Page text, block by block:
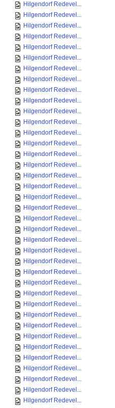
Hilgendorf Redevel...
Hilgendorf Redevel...
Hilgendorf Redevel...
Hilgendorf Redevel...
Hilgendorf Redevel...
Hilgendorf Redevel...
Hilgendorf Redevel...
Hilgendorf Redevel...
Hilgendorf Redevel...
Hilgendorf Redevel...
Hilgendorf Redevel...
Hilgendorf Redevel...
Hilgendorf Redevel...
Hilgendorf Redevel...
Hilgendorf Redevel...
Hilgendorf Redevel...
Hilgendorf Redevel...
Hilgendorf Redevel...
Hilgendorf Redevel...
Hilgendorf Redevel...
Hilgendorf Redevel...
Hilgendorf Redevel...
Hilgendorf Redevel...
Hilgendorf Redevel...
Hilgendorf Redevel...
Hilgendorf Redevel...
Hilgendorf Redevel...
Hilgendorf Redevel...
Hilgendorf Redevel...
Hilgendorf Redevel...
Hilgendorf Redevel...
Hilgendorf Redevel...
Hilgendorf Redevel...
Hilgendorf Redevel...
Hilgendorf Redevel...
Hilgendorf Redevel...
Hilgendorf Redevel...
Hilgendorf Redevel...